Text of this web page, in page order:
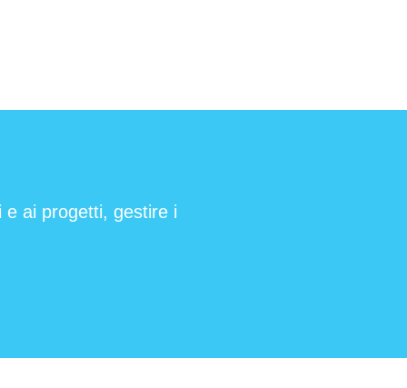
e ai progetti, gestire i